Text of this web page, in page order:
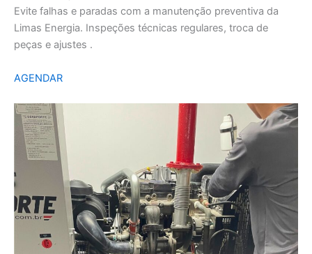
Evite falhas e paradas com a manutenção preventiva da
Limas Energia. Inspeções técnicas regulares, troca de
peças e ajustes .
AGENDAR